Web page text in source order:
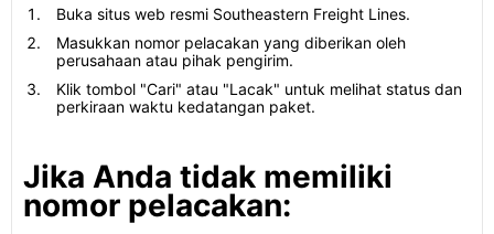
Buka situs web resmi Southeastern Freight Lines.
Masukkan nomor pelacakan yang diberikan oleh
perusahaan atau pihak pengirim.
Klik tombol "Cari" atau "Lacak" untuk melihat status dan
perkiraan waktu kedatangan paket.
Jika Anda tidak memiliki
nomor pelacakan: